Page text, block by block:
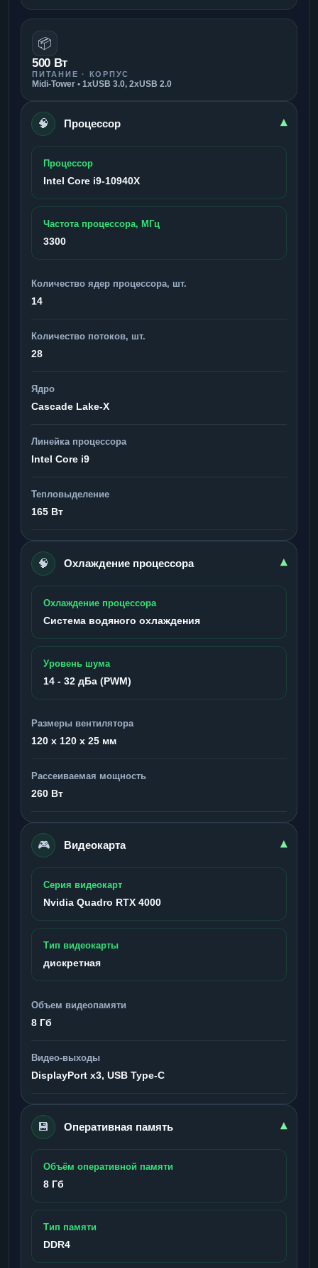
📦
500 Вт
ПИТАНИЕ · КОРПУС
Midi-Tower • 1xUSB 3.0, 2xUSB 2.0
🧠 Процессор ▾
Процессор
Intel Core i9-10940X
Частота процессора, МГц
3300
Количество ядер процессора, шт.
14
Количество потоков, шт.
28
Ядро
Cascade Lake-X
Линейка процессора
Intel Core i9
Тепловыделение
165 Вт
🧠 Охлаждение процессора ▾
Охлаждение процессора
Система водяного охлаждения
Уровень шума
14 - 32 дБа (PWM)
Размеры вентилятора
120 x 120 x 25 мм
Рассеиваемая мощность
260 Вт
🎮 Видеокарта ▾
Серия видеокарт
Nvidia Quadro RTX 4000
Тип видеокарты
дискретная
Объем видеопамяти
8 Гб
Видео-выходы
DisplayPort x3, USB Type-C
💾 Оперативная память ▾
Объём оперативной памяти
8 Гб
Тип памяти
DDR4